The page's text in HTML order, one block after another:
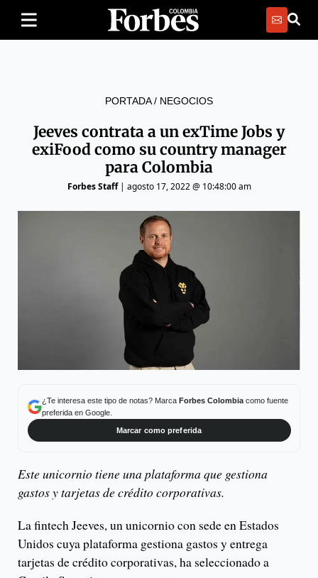
PORTADA/ NEGOCIOS
Jeeves contrata a un exTime Jobs y
exiFood como su country manager
para Colombia
Forbes Staff| agosto 17, 2022 @ 10:48:00 am
¿Te interesa este tipo de notas? Marca Forbes Colombiacomo fuente
preferida en Google.
Marcar como preferida
Este unicornio tiene una plataforma que gestiona
gastos y tarjetas de crédito corporativas.
La fintech Jeeves, un unicornio con sede en Estados
Unidos cuya plataforma gestiona gastos y entrega
tarjetas de crédito corporativas, ha seleccionado a